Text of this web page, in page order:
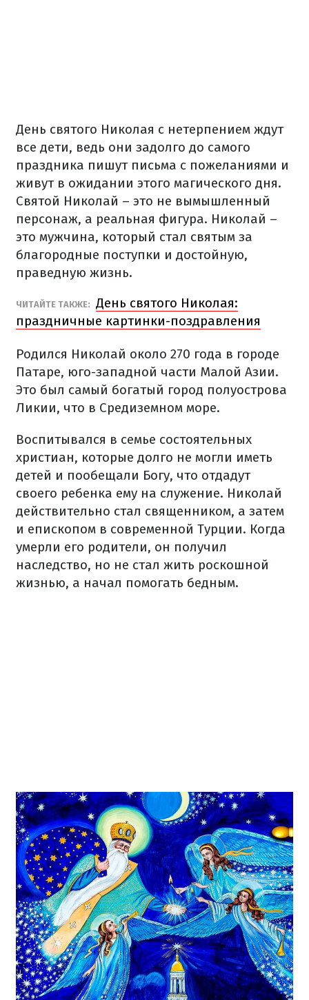
День святого Николая с нетерпением ждут
все дети, ведь они задолго до самого
праздника пишут письма с пожеланиями и
живут в ожидании этого магического дня.
Святой Николай – это не вымышленный
персонаж, а реальная фигура. Николай –
это мужчина, который стал святым за
благородные поступки и достойную,
праведную жизнь.
ЧИТАЙТЕ ТАКЖЕ: День святого Николая:
праздничные картинки-поздравления
Родился Николай около 270 года в городе
Патаре, юго-западной части Малой Азии.
Это был самый богатый город полуострова
Ликии, что в Средиземном море.
Воспитывался в семье состоятельных
христиан, которые долго не могли иметь
детей и пообещали Богу, что отдадут
своего ребенка ему на служение. Николай
действительно стал священником, а затем
и епископом в современной Турции. Когда
умерли его родители, он получил
наследство, но не стал жить роскошной
жизнью, а начал помогать бедным.